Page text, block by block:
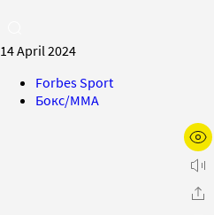
14 April 2024
Forbes Sport
Бокс/MMA